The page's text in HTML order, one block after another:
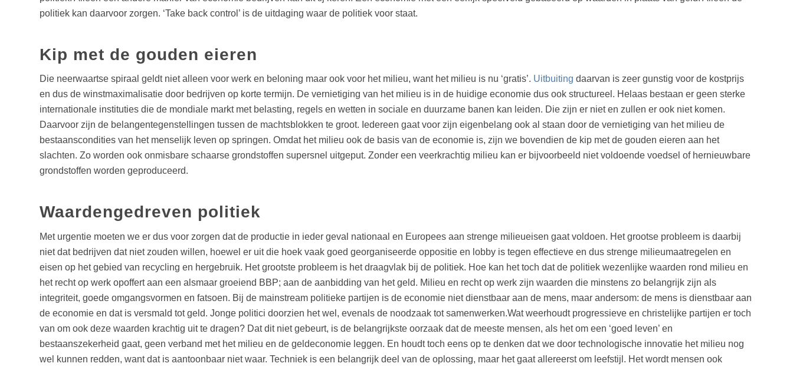
politiek kan daarvoor zorgen. ‘Take back control’ is de uitdaging waar de politiek voor staat.
Kip met de gouden eieren
Die neerwaartse spiraal geldt niet alleen voor werk en beloning maar ook voor het milieu, want het milieu is nu ‘gratis’. Uitbuiting daarvan is zeer gunstig voor de kostprijs
en dus de winstmaximalisatie door bedrijven op korte termijn. De vernietiging van het milieu is in de huidige economie dus ook structureel. Helaas bestaan er geen sterke
internationale instituties die de mondiale markt met belasting, regels en wetten in sociale en duurzame banen kan leiden. Die zijn er niet en zullen er ook niet komen.
Daarvoor zijn de belangentegenstellingen tussen de machtsblokken te groot. Iedereen gaat voor zijn eigenbelang ook al staan door de vernietiging van het milieu de
bestaanscondities van het menselijk leven op springen. Omdat het milieu ook de basis van de economie is, zijn we bovendien de kip met de gouden eieren aan het
slachten. Zo worden ook onmisbare schaarse grondstoffen supersnel uitgeput. Zonder een veerkrachtig milieu kan er bijvoorbeeld niet voldoende voedsel of hernieuwbare
grondstoffen worden geproduceerd.
Waardengedreven politiek
Met urgentie moeten we er dus voor zorgen dat de productie in ieder geval nationaal en Europees aan strenge milieueisen gaat voldoen. Het grootse probleem is daarbij
niet dat bedrijven dat niet zouden willen, hoewel er uit die hoek vaak goed georganiseerde oppositie en lobby is tegen effectieve en dus strenge milieumaatregelen en
eisen op het gebied van recycling en hergebruik. Het grootste probleem is het draagvlak bij de politiek. Hoe kan het toch dat de politiek wezenlijke waarden rond milieu en
het recht op werk opoffert aan een alsmaar groeiend BBP; aan de aanbidding van het geld. Milieu en recht op werk zijn waarden die minstens zo belangrijk zijn als
integriteit, goede omgangsvormen en fatsoen. Bij de mainstream politieke partijen is de economie niet dienstbaar aan de mens, maar andersom: de mens is dienstbaar aan
de economie en dat is versmald tot geld. Jonge politici doorzien het wel, evenals de noodzaak tot samenwerken.Wat weerhoudt progressieve en christelijke partijen er toch
van om ook deze waarden krachtig uit te dragen? Dat dit niet gebeurt, is de belangrijkste oorzaak dat de meeste mensen, als het om een ‘goed leven’ en
bestaanszekerheid gaat, geen verband met het milieu en de geldeconomie leggen. En houdt toch eens op te denken dat we door technologische innovatie het milieu nog
wel kunnen redden, want dat is aantoonbaar niet waar. Techniek is een belangrijk deel van de oplossing, maar het gaat allereerst om leefstijl. Het wordt mensen ook